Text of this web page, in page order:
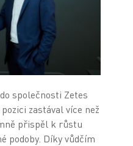
společnosti Zetes
zastával více než
přispěl k růstu
podoby. Díky vůdčím